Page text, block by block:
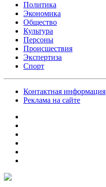
Политика
Экономика
Общество
Культура
Персоны
Происшествия
Экспертиза
Спорт
Контактная информация
Реклама на сайте